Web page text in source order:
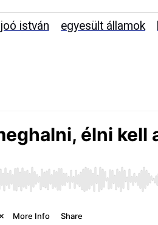
joó istván egyesült államok